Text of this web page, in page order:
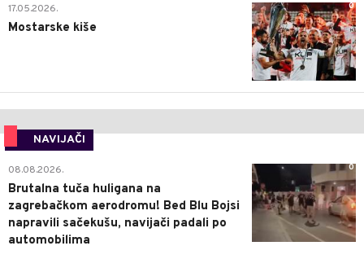
0
17.05.2026.
Mostarske kiše
NAVIJAČI
0
08.08.2026.
Brutalna tuča huligana na
zagrebačkom aerodromu! Bed Blu Bojsi
napravili sačekušu, navijači padali po
automobilima